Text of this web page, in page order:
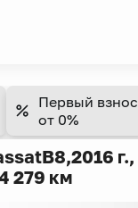
Первый взнос
от 0%
B8,2016 г.,
279 км